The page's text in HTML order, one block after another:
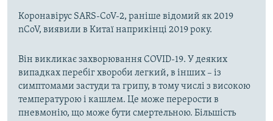
Коронавірус SARS-CoV-2, раніше відомий як 2019
nCoV, виявили в Китаї наприкінці 2019 року.
Він викликає захворювання COVID-19. У деяких
випадках перебіг хвороби легкий, в інших – із
симптомами застуди та грипу, в тому числі з високою
температурою і кашлем. Це може перерости в
пневмонію, що може бути смертельною. Більшість